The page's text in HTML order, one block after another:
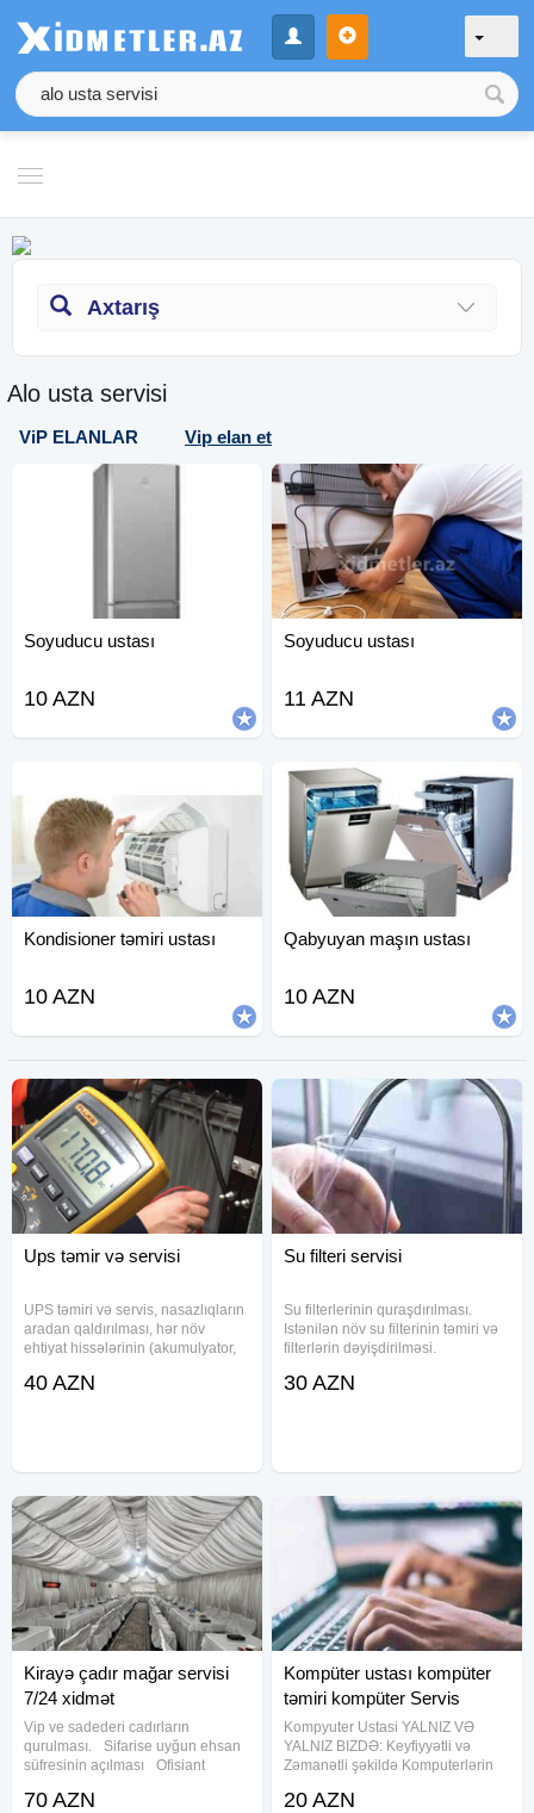
Axtarış
Alo usta servisi
ViP ELANLAR Vip elan et
Soyuducu ustası
10 AZN
Soyuducu ustası
11 AZN
Kondisioner təmiri ustası
10 AZN
Qabyuyan maşın ustası
10 AZN
Ups təmir və servisi
UPS təmiri və servis, nasazlıqların
aradan qaldırılması, hər növ
ehtiyat hissələrinin (akumulyator,
və s.) dəyişilməsi. UPS lərə xidmət
40 AZN
Su filteri servisi
Su filterlerinin quraşdırılması.
Istənilən növ su filterinin təmiri və
filterlərin dəyişdirilməsi.
aradan qaldırılması. Membran
30 AZN
Kirayə çadır mağar servisi
7/24 xidmət
Vip ve sadederi cadırların
qurulması. Sifarise uyğun ehsan
süfresinin açılması Ofisiant
qaşıq Stol stul Samavar Defn
70 AZN
Kompüter ustası kompüter
təmiri kompüter Servis
Kompyuter Ustasi YALNIZ VƏ
YALNIZ BIZDƏ: Keyfiyyətli və
Zəmanətli şəkildə Komputerlərin
formatı, Sistemin yenidən tam
20 AZN